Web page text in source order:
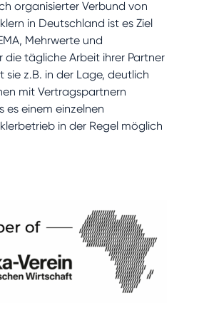
organisierter Verbund von
in Deutschland ist es Ziel
Mehrwerte und
die tägliche Arbeit ihrer Partner
sie z.B. in der Lage, deutlich
mit Vertragspartnern
es einem einzelnen
in der Regel möglich